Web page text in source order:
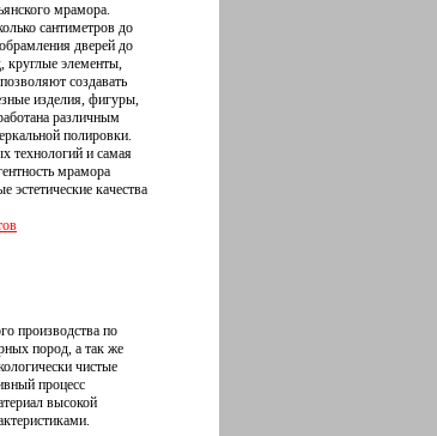
мрамора.
сантиметров до
дверей до
круглые элементы,
создавать
изделия, фигуры,
различным
полировки.
технологий и самая
мрамора
эстетические качества
производства по
пород, а так же
чистые
процесс
высокой